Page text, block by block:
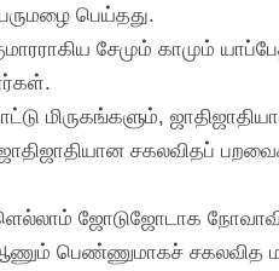
பெய்தது.
சேமும் காமும்
மிருகங்களும்,
சகலவிதப்
ஜோடுஜோடாக
பெண்ணுமாகச் சகலவித